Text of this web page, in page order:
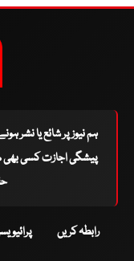
ہم نیوز پر شائع یا نشر
پیشگی اجازت کسی بھی
رابطہ کریں